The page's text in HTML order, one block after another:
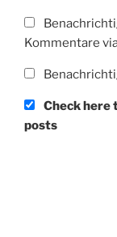
Kommentare
Check here
posts